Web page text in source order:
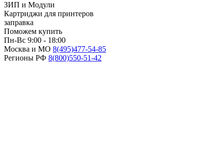
ЗИП и Модули
Картриджи для принтеров
заправка
Поможем купить
Пн-Вс 9:00 - 18:00
Москва и МО 8(495)477-54-85
Регионы РФ 8(800)550-51-42